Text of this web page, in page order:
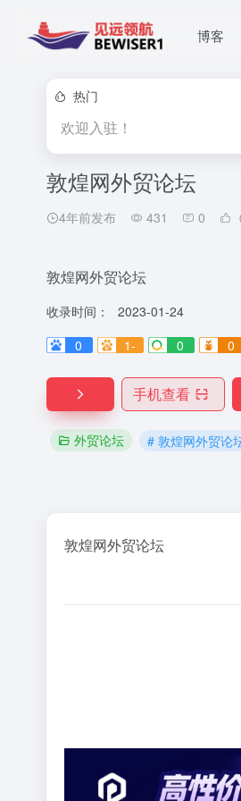
博客
热门
欢迎入驻！
敦煌网外贸论坛
4年前发布 431 0
敦煌网外贸论坛
收录时间：
2023-01-24
0
1- 0 0
手机查看
外贸论坛 # 敦煌网外贸论
敦煌网外贸论坛